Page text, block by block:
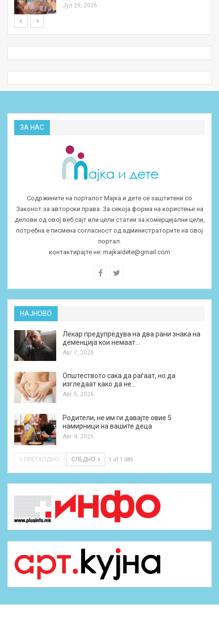
Јул 29, 2026
ЗА НАС
Содржините на порталот Мајка и дете се заштитени со
Законот за авторски права. За секоја форма на користење на
делови од овој веб сајт или цели статии за комерцијални цели,
потребна е писмена согласност од администраторите на овој
портал.
контактирајте не: majkaidete@gmail.com
НАЈНОВО
Лекар предупредува на два рани знака на
деменција кои немаат…
Авг 7, 2026
Општеството сака да раѓаат, но да
изгледаат како да не…
Авг 5, 2026
Родители, не им ги давајте овие 5
намирници на вашите деца
Авг 4, 2026
ПРЕТХОДНО СЛЕДНО 1 of 1.085